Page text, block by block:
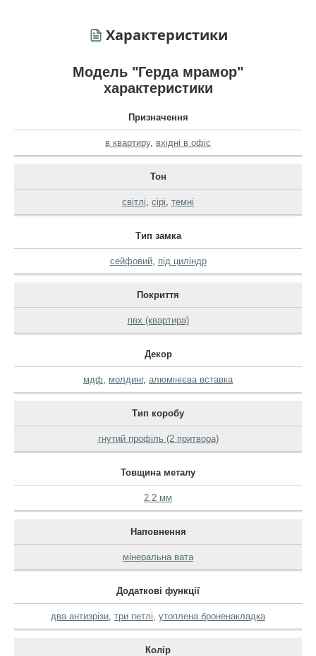
Характеристики
Модель "Герда мрамор"
характеристики
Призначення
в квартиру, вхідні в офіс
Тон
світлі сірі темні
Тип замка
сейфовий, під циліндр
Покриття
пвх (квартира)
Декор
мдф молдинг, алюмінієва вставка
Тип коробу
гнутий профіль (2 притвора)
Товщина металу
2.2 мм
Наповнення
мінеральна вата
Додаткові функції
два антизрізи три петлі утоплена броненакладка
Колір